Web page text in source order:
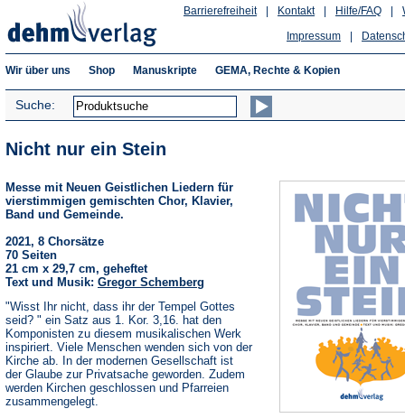
Hilfe/FAQ
Kontakt
Barrierefreiheit
Impressum
Wir über uns Shop Manuskripte GEMA, Rechte & Kopien
Suche:
Nicht nur ein Stein
Messe mit Neuen Geistlichen Liedern für
vierstimmigen gemischten Chor, Klavier,
Band und Gemeinde.
2021, 8 Chorsätze
70 Seiten
21 cm x 29,7 cm, geheftet
Text und Musik: Gregor Schemberg
"Wisst Ihr nicht, dass ihr der Tempel Gottes
seid? " ein Satz aus 1. Kor. 3,16. hat den
Komponisten zu diesem musikalischen Werk
inspiriert. Viele Menschen wenden sich von der
Kirche ab. In der modernen Gesellschaft ist
der Glaube zur Privatsache geworden. Zudem
werden Kirchen geschlossen und Pfarreien
zusammengelegt.